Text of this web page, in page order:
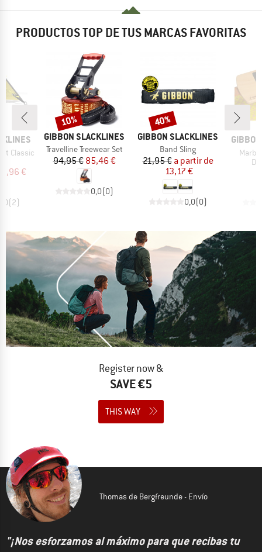
PRODUCTOS TOP DE TUS MARCAS FAVORITAS
Classic
reducido
€
(2)
MARCA
GIBBON SLACKLINES
Artículo
Travelline Treewear Set
Precio
94,95 €Precio reducido
85,46 €
0,0(0)
Descuento
10%
MARCA
GIBBON SLACKLINES
Artículo
Band Sling
Precio
21,95 € Precio reducido
a partir de
13,17 €
0,0(0)
Descuento
40%
MARCA
Register now &
SAVE €5
THIS WAY
Thomas de Bergfreunde - Envío
"¡Nos esforzamos al máximo para que recibas tu